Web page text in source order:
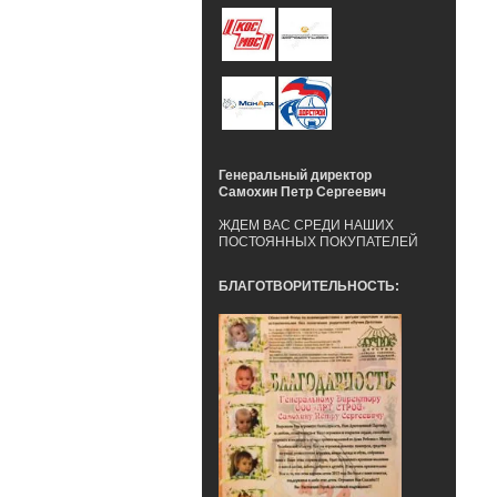
Генеральный директор
Самохин Петр Сергеевич
ЖДЕМ ВАС СРЕДИ НАШИХ
ПОСТОЯННЫХ ПОКУПАТЕЛЕЙ
БЛАГОТВОРИТЕЛЬНОСТЬ: